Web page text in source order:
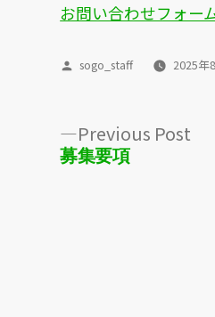
お問い合わせフォー
Posted
sogo_staff 2025年
投
Previous Post
募集要項